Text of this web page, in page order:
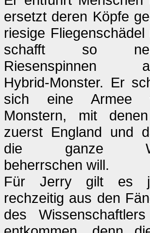
ersetzt deren Köpfe
riesige Fliegenschädel
schafft so
Riesenspinnen
Hybrid-Monster. Er
sich eine Armee
Monstern, mit
zuerst England und
die ganze
beherrschen will.
Für Jerry gilt es
rechzeitig aus den
des